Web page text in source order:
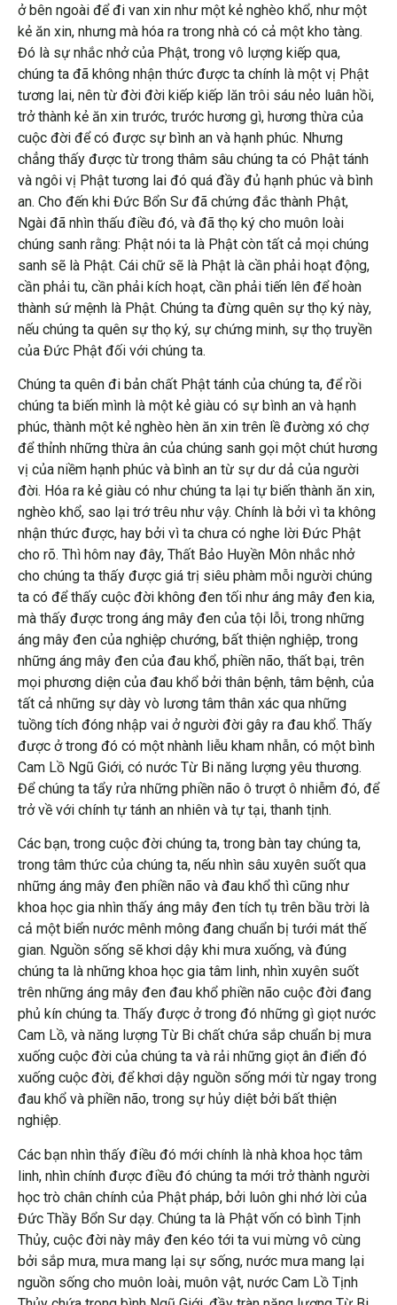
ở bên ngoài để đi van xin như một kẻ nghèo khổ, như một
kẻ ăn xin, nhưng mà hóa ra trong nhà có cả một kho tàng.
Đó là sự nhắc nhở của Phật, trong vô lượng kiếp qua,
chúng ta đã không nhận thức được ta chính là một vị Phật
tương lai, nên từ đời đời kiếp kiếp lăn trôi sáu nẻo luân hồi,
trở thành kẻ ăn xin trước, trước hương gì, hương thừa của
cuộc đời để có được sự bình an và hạnh phúc. Nhưng
chẳng thấy được từ trong thâm sâu chúng ta có Phật tánh
và ngôi vị Phật tương lai đó quá đầy đủ hạnh phúc và bình
an. Cho đến khi Đức Bổn Sư đã chứng đắc thành Phật,
Ngài đã nhìn thấu điều đó, và đã thọ ký cho muôn loài
chúng sanh rằng: Phật nói ta là Phật còn tất cả mọi chúng
sanh sẽ là Phật. Cái chữ sẽ là Phật là cần phải hoạt động,
cần phải tu, cần phải kích hoạt, cần phải tiến lên để hoàn
thành sứ mệnh là Phật. Chúng ta đừng quên sự thọ ký này,
nếu chúng ta quên sự thọ ký, sự chứng minh, sự thọ truyền
của Đức Phật đối với chúng ta.
Chúng ta quên đi bản chất Phật tánh của chúng ta, để rồi
chúng ta biến mình là một kẻ giàu có sự bình an và hạnh
phúc, thành một kẻ nghèo hèn ăn xin trên lề đường xó chợ
để thỉnh những thừa ân của chúng sanh gọi một chút hương
vị của niềm hạnh phúc và bình an từ sự dư dả của người
đời. Hóa ra kẻ giàu có như chúng ta lại tự biến thành ăn xin,
nghèo khổ, sao lại trớ trêu như vậy. Chính là bởi vì ta không
nhận thức được, hay bởi vì ta chưa có nghe lời Đức Phật
cho rõ. Thì hôm nay đây, Thất Bảo Huyền Môn nhắc nhở
cho chúng ta thấy được giá trị siêu phàm mỗi người chúng
ta có để thấy cuộc đời không đen tối như áng mây đen kia,
mà thấy được trong áng mây đen của tội lỗi, trong những
áng mây đen của nghiệp chướng, bất thiện nghiệp, trong
những áng mây đen của đau khổ, phiền não, thất bại, trên
mọi phương diện của đau khổ bởi thân bệnh, tâm bệnh, của
tất cả những sự dày vò lương tâm thân xác qua những
tuồng tích đóng nhập vai ở người đời gây ra đau khổ. Thấy
được ở trong đó có một nhành liễu kham nhẫn, có một bình
Cam Lồ Ngũ Giới, có nước Từ Bi năng lượng yêu thương.
Để chúng ta tẩy rửa những phiền não ô trượt ô nhiễm đó, để
trở về với chính tự tánh an nhiên và tự tại, thanh tịnh.
Các bạn, trong cuộc đời chúng ta, trong bàn tay chúng ta,
trong tâm thức của chúng ta, nếu nhìn sâu xuyên suốt qua
những áng mây đen phiền não và đau khổ thì cũng như
khoa học gia nhìn thấy áng mây đen tích tụ trên bầu trời là
cả một biển nước mênh mông đang chuẩn bị tưới mát thế
gian. Nguồn sống sẽ khơi dậy khi mưa xuống, và đúng
chúng ta là những khoa học gia tâm linh, nhìn xuyên suốt
trên những áng mây đen đau khổ phiền não cuộc đời đang
phủ kín chúng ta. Thấy được ở trong đó những gì giọt nước
Cam Lồ, và năng lượng Từ Bi chất chứa sắp chuẩn bị mưa
xuống cuộc đời của chúng ta và rải những giọt ân điển đó
xuống cuộc đời, để khơi dậy nguồn sống mới từ ngay trong
đau khổ và phiền não, trong sự hủy diệt bởi bất thiện
nghiệp.
Các bạn nhìn thấy điều đó mới chính là nhà khoa học tâm
linh, nhìn chính được điều đó chúng ta mới trở thành người
học trò chân chính của Phật pháp, bởi luôn ghi nhớ lời của
Đức Thầy Bổn Sư dạy. Chúng ta là Phật vốn có bình Tịnh
Thủy, cuộc đời này mây đen kéo tới ta vui mừng vô cùng
bởi sắp mưa, mưa mang lại sự sống, nước mưa mang lại
nguồn sống cho muôn loài, muôn vật, nước Cam Lồ Tịnh